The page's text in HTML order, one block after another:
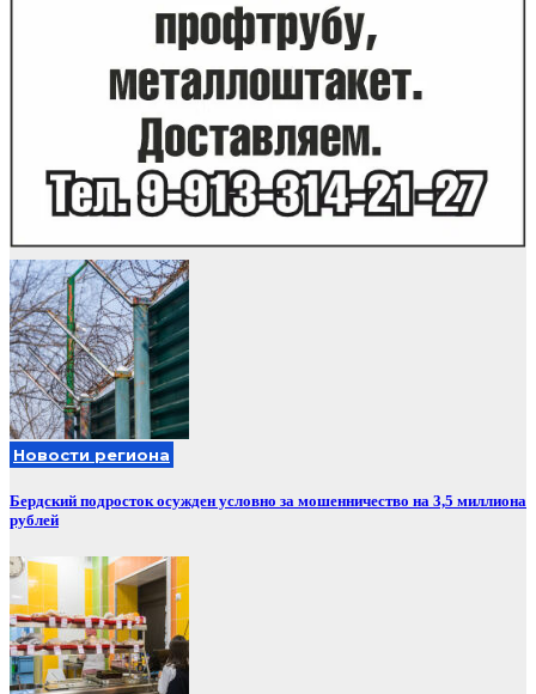
Новости региона
Бердский подросток осужден условно за мошенничество на 3,5 миллиона
рублей